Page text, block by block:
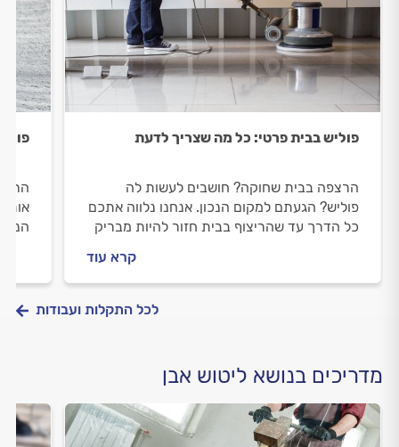
פוליש בבית פרטי: כל מה שצריך לדעת
הרצפה בבית שחוקה? חושבים לעשות לה
פוליש? הגעתם למקום הנכון. אנחנו נלווה אתכם
כל הדרך עד שהריצוף בבית חזור להיות מבריק
קרא עוד
לכל התקלות ועבודות
מדריכים בנושא ליטוש אבן